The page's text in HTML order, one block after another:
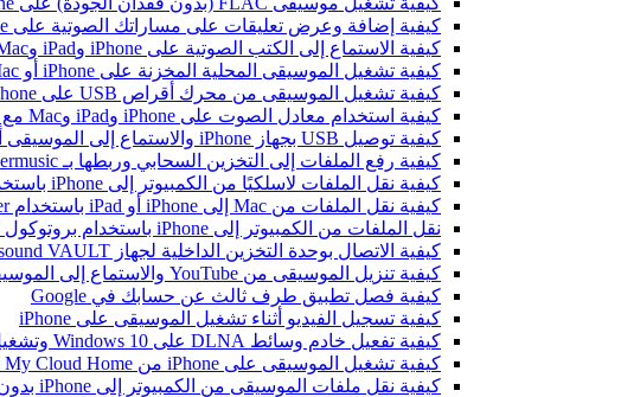
كيفية إضافة وعرض تعليقات على مساراتك الصوتية على iPhone وiPad وMac باستخدام Evermusic وFlacbox
كيفية الاستماع إلى الكتب الصوتية على iPhone وiPad وMac باستخدام Evermusic
كيفية تشغيل الموسيقى المحلية المخزنة على iPhone أو Mac
كيفية تشغيل الموسيقى من محرك أقراص USB على iPhone باستخدام Evermusic و iXpand من SanDisk
كيفية استخدام معادل الصوت على iPhone وiPad وMac مع Evermusic وFlacbox
كيفية توصيل USB بجهاز iPhone والاستماع إلى الموسيقى أو إدارة الملفات الموجودة عليه
كيفية رفع الملفات إلى التخزين السحابي وربطها بـ Evermusic أو Flacbox أو Evertag
كيفية نقل الملفات لاسلكيًا من الكمبيوتر إلى iPhone باستخدام Wi-Fi Drive
كيفية نقل الملفات من Mac إلى iPhone أو iPad باستخدام Finder
نقل الملفات من الكمبيوتر إلى iPhone باستخدام بروتوكول SMB
كيفية الاتصال بوحدة التخزين الداخلية لجهاز Bluesound VAULT من Evermusic وFlacbox وEvertag
كيفية تنزيل الموسيقى من YouTube والاستماع إلى الموسيقى بدون اتصال على iPhone
كيفية فصل تطبيق طرف ثالث عن حسابك في Google
كيفية تسجيل الفيديو أثناء تشغيل الموسيقى على iPhone
كيفية تفعيل خادم وسائط DLNA على Windows 10 وتشغيل الموسيقى على iPhone
كيفية تشغيل الموسيقى على iPhone من WD My Cloud Home
كيفية نقل ملفات الموسيقى من الكمبيوتر إلى iPhone بدون iTunes باستخدام WiFi-Drive